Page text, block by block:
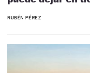
RUBÉN PÉREZ